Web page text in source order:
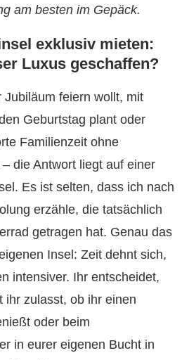
am besten im Gepäck.
exklusiv mieten:
Luxus geschaffen?
Jubiläum feiern wollt, mit
Geburtstag plant oder
Familienzeit ohne
die Antwort liegt auf einer
Es ist selten, dass ich nach
erzähle, die tatsächlich
getragen hat. Genau das
Insel: Zeit dehnt sich,
intensiver. Ihr entscheidet,
ihr zulasst, ob ihr einen
oder beim
in eurer eigenen Bucht in